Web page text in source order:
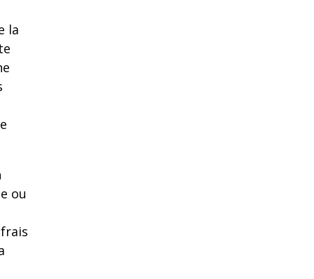
la
ou